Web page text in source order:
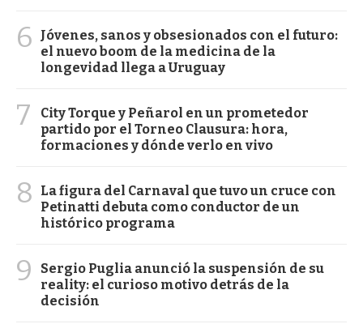
6
Jóvenes, sanos y obsesionados con el futuro:
el nuevo boom de la medicina de la
longevidad llega a Uruguay
7
City Torque y Peñarol en un prometedor
partido por el Torneo Clausura: hora,
formaciones y dónde verlo en vivo
8
La figura del Carnaval que tuvo un cruce con
Petinatti debuta como conductor de un
histórico programa
9
Sergio Puglia anunció la suspensión de su
reality: el curioso motivo detrás de la
decisión